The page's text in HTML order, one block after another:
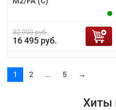
32 990 руб.
16 495 руб.
1 2 ... 5 →
Хиты